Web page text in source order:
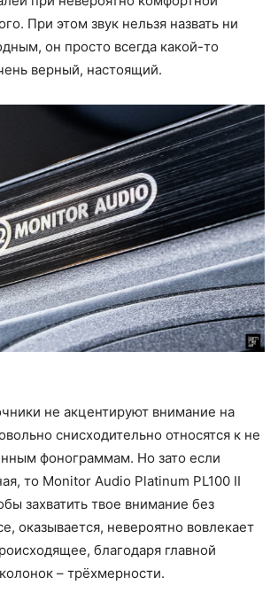
При этом звук нельзя назвать ни
он просто всегда какой-то
верный, настоящий.
не акцентируют внимание на
снисходительно относятся к не
фонограммам. Но зато если
то Monitor Audio Platinum PL100 II
захватить твое внимание без
оказывается, невероятно вовлекает
благодаря главной
– трёхмерности.